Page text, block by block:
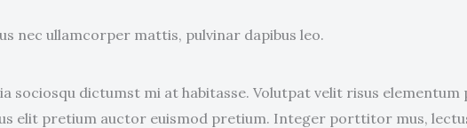
nec ullamcorper mattis, pulvinar dapibus leo.
dictumst mi at habitasse. Volutpat velit risus
elit pretium auctor euismod pretium. Integer porttitor mus,